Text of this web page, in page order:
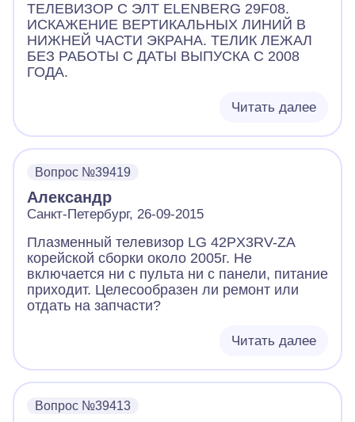
ТЕЛЕВИЗОР С ЭЛТ ELENBERG 29F08.
ИСКАЖЕНИЕ ВЕРТИКАЛЬНЫХ ЛИНИЙ В
НИЖНЕЙ ЧАСТИ ЭКРАНА. ТЕЛИК ЛЕЖАЛ
БЕЗ РАБОТЫ С ДАТЫ ВЫПУСКА С 2008
ГОДА.
Читать далее
Вопрос №39419
Александр
Санкт-Петербург, 26-09-2015
Плазменный телевизор LG 42PX3RV-ZA
корейской сборки около 2005г. Не
включается ни с пульта ни с панели, питание
приходит. Целесообразен ли ремонт или
отдать на запчасти?
Читать далее
Вопрос №39413